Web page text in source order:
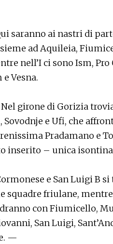
saranno ai nastri di
ad Aquileia,
nell’I ci sono Ism,
Vesna.
Nel girone di Gorizia
Sovodnje e Ufi, che
Pradamano e
inserito – unica
e San Luigi B
squadre friulane,
con Fiumicello,
San Luigi,
—